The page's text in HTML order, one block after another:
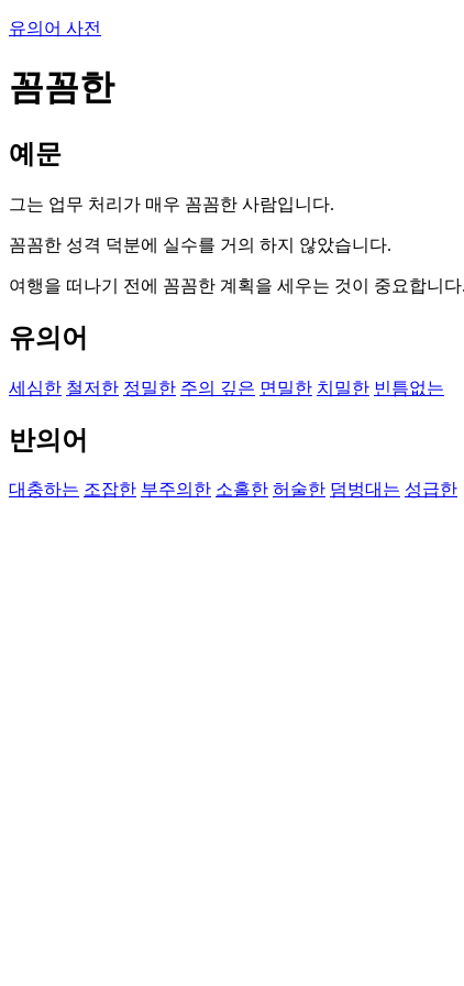
유의어 사전
꼼꼼한
예문
그는 업무 처리가 매우 꼼꼼한 사람입니다.
꼼꼼한 성격 덕분에 실수를 거의 하지 않았습니다.
여행을 떠나기 전에 꼼꼼한 계획을 세우는 것이 중요합니다.
유의어
세심한 철저한 정밀한 주의 깊은 면밀한 치밀한 빈틈없는
반의어
대충하는 조잡한 부주의한 소홀한 허술한 덤벙대는 성급한